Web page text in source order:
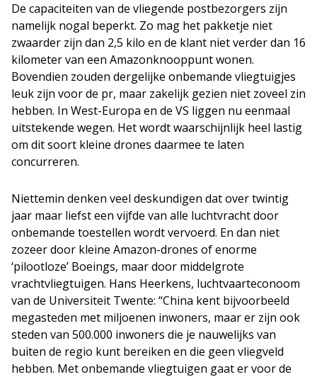
De capaciteiten van de vliegende postbezorgers zijn
namelijk nogal beperkt. Zo mag het pakketje niet
zwaarder zijn dan 2,5 kilo en de klant niet verder dan 16
kilometer van een Amazonknooppunt wonen.
Bovendien zouden dergelijke onbemande vliegtuigjes
leuk zijn voor de pr, maar zakelijk gezien niet zoveel zin
hebben. In West-Europa en de VS liggen nu eenmaal
uitstekende wegen. Het wordt waarschijnlijk heel lastig
om dit soort kleine drones daarmee te laten
concurreren.
Niettemin denken veel deskundigen dat over twintig
jaar maar liefst een vijfde van alle luchtvracht door
onbemande toestellen wordt vervoerd. En dan niet
zozeer door kleine Amazon-drones of enorme
‘pilootloze’ Boeings, maar door middelgrote
vrachtvliegtuigen. Hans Heerkens, luchtvaarteconoom
van de Universiteit Twente: “China kent bijvoorbeeld
megasteden met miljoenen inwoners, maar er zijn ook
steden van 500.000 inwoners die je nauwelijks van
buiten de regio kunt bereiken en die geen vliegveld
hebben. Met onbemande vliegtuigen gaat er voor de